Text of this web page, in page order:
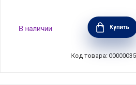
Термос-бутылка вакуумная
попугай", объем 0,5 л,
Maxwell & Williams,
В наличии Купить
Код товара: